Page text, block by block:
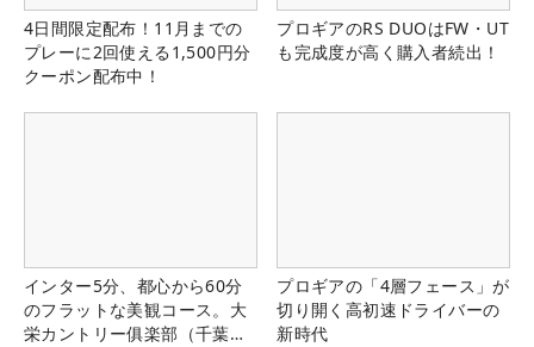
4日間限定配布！11月までの
プレーに2回使える1,500円分
クーポン配布中！
プロギアのRS DUOはFW・UT
も完成度が高く購入者続出！
インター5分、都心から60分
のフラットな美観コース。大
栄カントリー俱楽部（千葉
プロギアの「4層フェース」が
切り開く高初速ドライバーの
新時代